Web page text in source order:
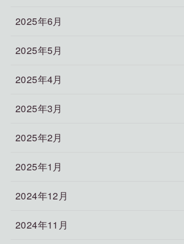
2025年6月
2025年5月
2025年4月
2025年3月
2025年2月
2025年1月
2024年12月
2024年11月